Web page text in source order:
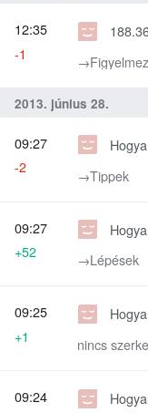
12:35
-1
2013. június 28.
→‎Tippek
09:27
-2
→‎Lépések
09:27
+52
nincs
09:25
+1
09:24